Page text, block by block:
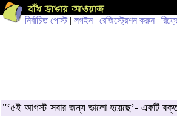
নির্বাচিত পোস্ট| লগইন | রেজিস্ট্রেশন করুন |
"‘৫ই আগস্ট সবার জন্য ভালো হয়েছে’- একটি